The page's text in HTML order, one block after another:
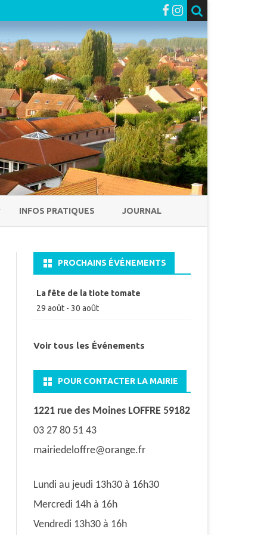
INFOS PRATIQUES JOURNAL
PROCHAINS ÉVÉNEMENTS
La fête de la tiote tomate
29 août- 30 août
Voir tous les Événements
POUR CONTACTER LA MAIRIE
1221 rue des Moines LOFFRE 59182
03 27 80 51 43
mairiedeloffre@orange.fr
Lundi au jeudi 13h30 à 16h30
Mercredi 14h à 16h
Vendredi 13h30 à 16h